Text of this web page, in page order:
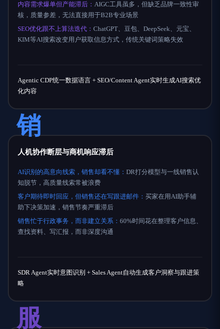
内容需求爆单但产能滞后： AIGC工具虽多，但缺乏品牌一致性审
核，质量参差，无法直接用于B2B专业场景
SEO优化跟不上算法迭代： ChatGPT、豆包、DeepSeek、元宝、
KIM等AI搜索改变用户获取信息方式，传统关键词策略失效
Agentic CDP统一数据语言 + SEO/Content Agent实时生成AI搜索优
化内容
销
人机协作断层与商机响应滞后
AI识别的高意向线索，销售却看不懂： DR打分模型与一线销售认
知脱节，高质量线索常被浪费
客户期待即时回应，但销售还在写跟进邮件： 买家在用AI助手辅
助下决策加速，销售节奏严重滞后
销售忙于行政事务，而非建立关系： 60%时间花在整理客户信息、
查找资料、写汇报，而非深度沟通
SDR Agent实时意图识别 + Sales Agent自动生成客户洞察与跟进策
略
服